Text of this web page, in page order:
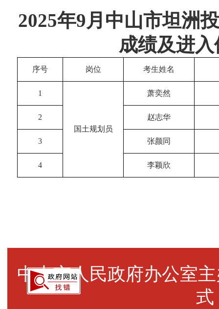
2025年9月中山市坦洲
成绩及进
序号 岗位 考生姓名
1
国土规划员
萧奕然
2 赵志华
3 张颜同
4 李颖欣
中山市人民政府办公
式